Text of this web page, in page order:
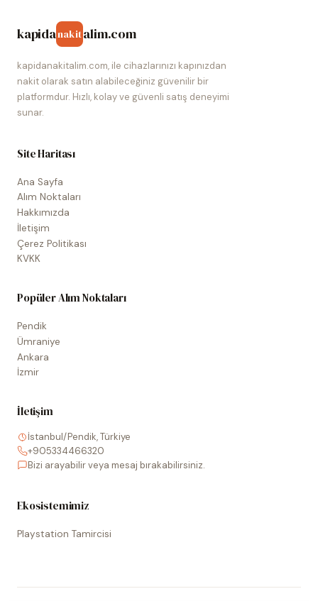
kapidanakitalim.com
kapidanakitalim.com, ile cihazlarınızı kapınızdan
nakit olarak satın alabileceğiniz güvenilir bir
platformdur. Hızlı, kolay ve güvenli satış deneyimi
sunar.
Site Haritası
Ana Sayfa
Alım Noktaları
Hakkımızda
İletişim
Çerez Politikası
KVKK
Popüler Alım Noktaları
Pendik
Ümraniye
Ankara
İzmir
İletişim
İstanbul/Pendik, Türkiye
+905334466320
Bizi arayabilir veya mesaj bırakabilirsiniz.
Ekosistemimiz
Playstation Tamircisi